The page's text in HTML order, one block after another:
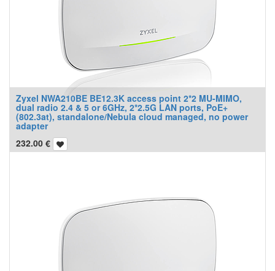
Zyxel NWA210BE BE12.3K access point 2*2 MU-MIMO,
dual radio 2.4 & 5 or 6GHz, 2*2.5G LAN ports, PoE+
(802.3at), standalone/Nebula cloud managed, no power
adapter
232.00 €